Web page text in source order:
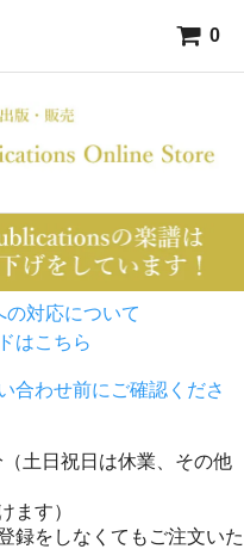
0
対応について
はこちら
合わせ前にご確認くださ
土日祝日は休業、その他
す）
録をしなくてもご注文いた